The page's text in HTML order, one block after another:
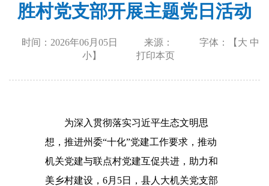
胜村党支部开展主题党日活动
时间：2026年06月05日 来源： 字体：【 大 中
小】 打印本页
为深入贯彻落实习近平生态文明思
想，推进州委“十化”党建工作要求，推动
机关党建与联点村党建互促共进，助力和
美乡村建设，6月5日，县人大机关党支部